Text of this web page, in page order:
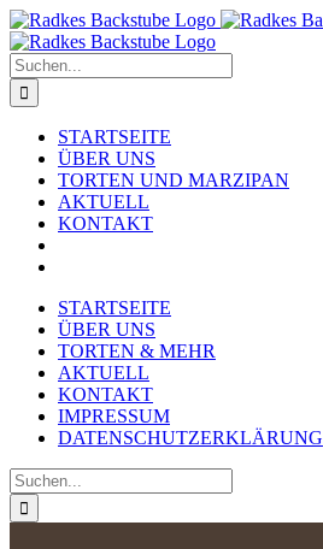
Zum
Inhalt
springen
Suche
nach:
STARTSEITE
ÜBER UNS
TORTEN UND MARZIPAN
AKTUELL
KONTAKT
STARTSEITE
ÜBER UNS
TORTEN & MEHR
AKTUELL
KONTAKT
IMPRESSUM
DATENSCHUTZERKLÄRUNG
Suche
nach: